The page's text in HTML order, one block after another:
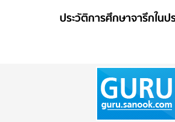
ประวัติการศึกษาจารึกในป